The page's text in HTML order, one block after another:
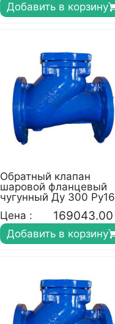
Добавить в корзину
Обратный клапан
шаровой фланцевый
чугунный Ду 300 Ру16
Цена :
169043.00
Добавить в корзину